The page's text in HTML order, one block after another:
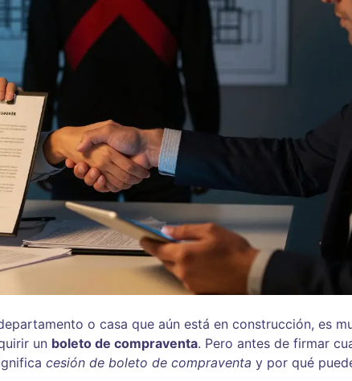
o casa que aún está en construcción, es
un boleto de compraventa. Pero antes de firmar
cesión de boleto de compraventa y por qué